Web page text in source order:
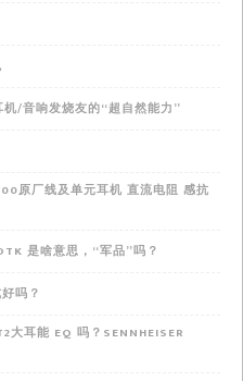
/音响发烧友的“超自然能力”
原厂线及单元耳机 直流电阻 感抗
是啥意思，“军品”吗？
吗？
大耳能 EQ 吗？SENNHEISER